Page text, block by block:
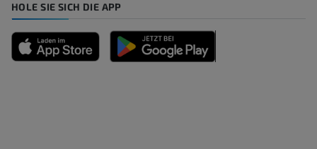
HOLE SIE SICH DIE APP